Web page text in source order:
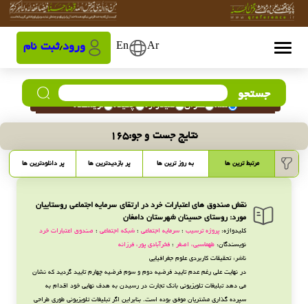
Ar
En ورود/ثبت نام
جستجو
همه عنوان کلیدواژه چکیده نویسنده
نتایج جست و جو:165
مرتبط ترین ها به روز ترین ها پر بازدیدترین ها پر دانلودترین ها
نقش صندوق های اعتبارات خرد در ارتقای سرمایه اجتماعی روستاییان
مورد: روستای حسینان شهرستان دامغان
کلیدواژه: پروژه ترسیب ؛ سرمایه اجتماعی ؛ شبکه اجتماعی ؛ صندوق اعتبارات خرد
نویسندگان: طهماسبی، اصغر ؛ فخرآبادی پور، فرزانه
ناشر: تحقیقات کاربردی علوم جغرافیایی
در نهایت علی رغم عدم تایید فرضیه دوم و سوم فرضیه چهارم تایید گردید که نشان
می دهد تبلیغات تلویزیونی بانک تجارت در رسیدن به هدف نهایی خود اقدام به
سپرده گذاری مشتریان موفق بوده است. بنابراین اگر تبلیغات تلویزیونی طوری طراحی